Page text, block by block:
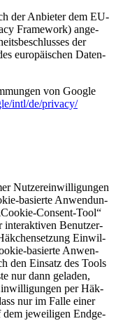
der Anbie­ter dem EU-
Frame­work) ange­
der
euro­päi­schen Daten­
von Goog­le
/intl/de/privacy/
Nut­zer­ein­wil­li­gun­gen
basier­te Anwen­dun­
Con­sent-Tool“
inter­ak­ti­ven Benut­zer­
Ein­wil­
basier­te Anwen­
den Ein­satz des Tools
nur dann gela­den,
per Häk­
nur im Fal­le einer
dem jewei­li­gen End­ge­